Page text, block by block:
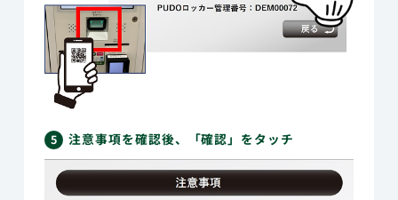
5 注意事項を確認後、「確認」をタッチ